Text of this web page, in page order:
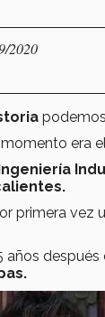
2020
era
primera vez
años después